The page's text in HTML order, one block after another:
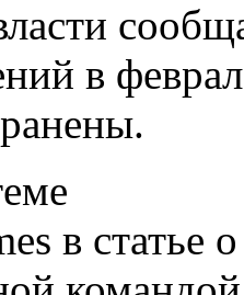
в
в статье